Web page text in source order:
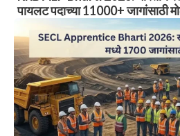
पायलट पदाच्या 11000+ जागांसाठी